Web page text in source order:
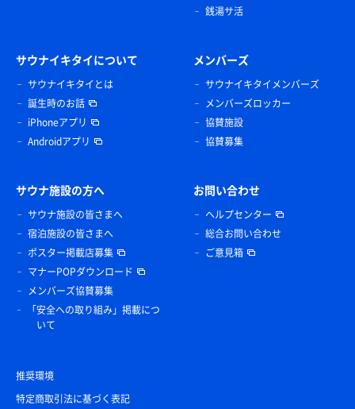
銭湯サ活
サウナイキタイについて
サウナイキタイとは
誕生時のお話
iPhoneアプリ
Androidアプリ
メンバーズ
サウナイキタイメンバーズ
メンバーズロッカー
協賛施設
協賛募集
サウナ施設の方へ
サウナ施設の皆さまへ
宿泊施設の皆さまへ
ポスター掲載店募集
マナーPOPダウンロード
メンバーズ協賛募集
「安全への取り組み」掲載につ
いて
お問い合わせ
ヘルプセンター
総合お問い合わせ
ご意見箱
推奨環境
特定商取引法に基づく表記